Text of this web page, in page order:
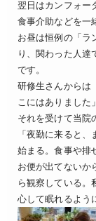
翌日はカンフォー
食事介助などを一
お昼は恒例の「ラ
り、関わった人達
です。
研修生さんからは
こにはありました
それを受けて当院
「夜勤に来ると
始まる。食事や排
お便が出てないか
ら観察している。
心して眠れるよう